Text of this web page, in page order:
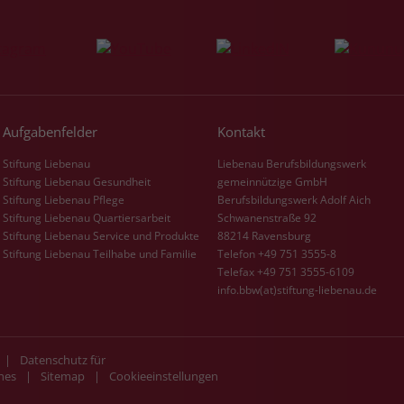
Aufgabenfelder
Stiftung Liebenau
Stiftung Liebenau Gesundheit
Stiftung Liebenau Pflege
Stiftung Liebenau Quartiersarbeit
Stiftung Liebenau Service und Produkte
Stiftung Liebenau Teilhabe und Familie
Kontakt
Liebenau Berufsbildungswerk
gemeinnützige GmbH
Berufsbildungswerk Adolf Aich
Schwanenstraße 92
88214 Ravensburg
Telefon +49 751 3555-8
Telefax +49 751 3555-6109
info.bbw(at)stiftung-liebenau.de
|
Datenschutz für
| Sitemap | Cookieeinstellungen
Zweck
ein Erstanbieter-Cookie, d. h. Facebook
Facebook ist. Dieses Cookie verfolgt die
Besuche eines Nutzers auf verschiedenen
Websites und meldet dieses Verhalten an
Facebook. Facebook kann dann die
gesammelten Daten nutzen, um den Nutzer
besser zu verstehen und bessere, relevantere
Werbung zu zeigen. Das _fbp-Cookie sammelt
zurückzusenden.